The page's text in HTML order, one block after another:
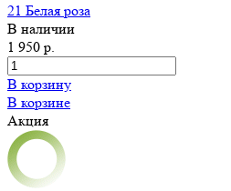
21 Белая роза
В наличии
1 950 р.
В корзину
В корзине
Акция